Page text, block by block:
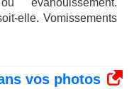
évanouissement.
elle. Vomissements
vos photos